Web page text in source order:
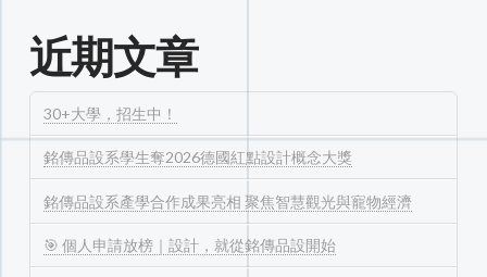
近期文章
30+大學，招生中！
銘傳品設系學生奪2026德國紅點設計概念大獎
銘傳品設系產學合作成果亮相 聚焦智慧觀光與寵物經濟
🎯 個人申請放榜｜設計，就從銘傳品設開始